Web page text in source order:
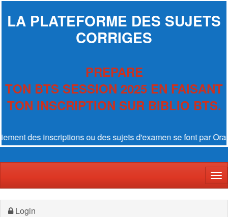
LA PLATEFORME DES SUJETS
CORRIGES
PREPARE
TON BTS SESSION 2025 EN FAISANT
TON INSCRIPTION SUR BIBLIO BTS.
ou des sujets d'examen se font parOrange Money
Login